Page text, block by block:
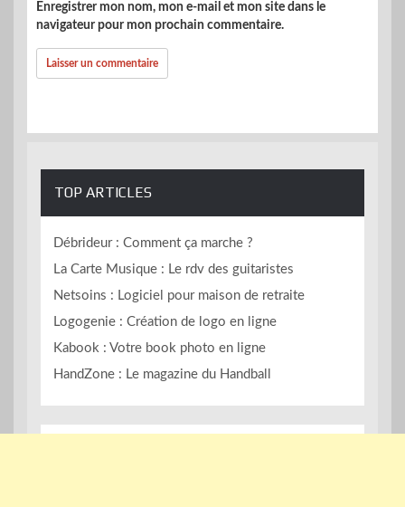
Enregistrer mon nom, mon e-mail et mon site dans le
navigateur pour mon prochain commentaire.
TOP ARTICLES
Débrideur : Comment ça marche ?
La Carte Musique : Le rdv des guitaristes
Netsoins : Logiciel pour maison de retraite
Logogenie : Création de logo en ligne
Kabook : Votre book photo en ligne
HandZone : Le magazine du Handball